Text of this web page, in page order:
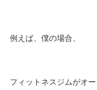
例えば、僕の場合、
フィットネスジムがオー